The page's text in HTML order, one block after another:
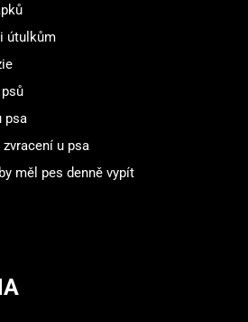
útulkům
psa
u psa
měl pes denně vypít